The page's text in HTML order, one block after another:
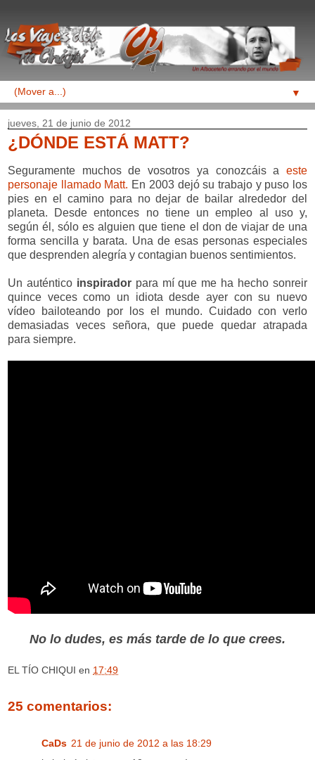
▼
jueves, 21 de junio de 2012
¿DÓNDE ESTÁ MATT?
Seguramente muchos de vosotros ya conozcáis a este
personaje llamado Matt. En 2003 dejó su trabajo y puso los
pies en el camino para no dejar de bailar alrededor del
planeta. Desde entonces no tiene un empleo al uso y,
según él, sólo es alguien que tiene el don de viajar de una
forma sencilla y barata. Una de esas personas especiales
que desprenden alegría y contagian buenos sentimientos.
Un auténtico inspiradorpara mí que me ha hecho sonreir
quince veces como un idiota desde ayer con su nuevo
vídeo bailoteando por los el mundo. Cuidado con verlo
demasiadas veces señora, que puede quedar atrapada
para siempre.
No lo dudes, es más tarde de lo que crees.
EL TÍO CHIQUI en 17:49
25 comentarios:
CaDs 21 de junio de 2012 a las 18:29